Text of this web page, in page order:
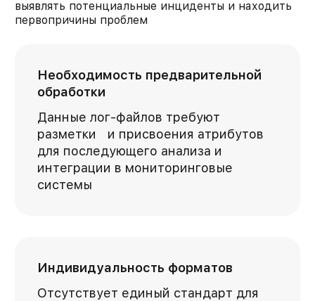
выявлять потенциальные инциденты и находить
первопричины проблем
Необходимость предварительной
обработки
Данные лог-файлов требуют
разметки и присвоения атрибутов
для последующего анализа и
интеграции в мониторинговые
системы
Индивидуальность форматов
Отсутствует единый стандарт для